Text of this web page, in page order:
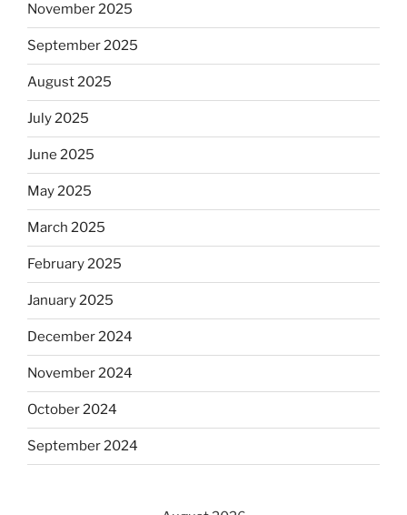
November 2025
September 2025
August 2025
July 2025
June 2025
May 2025
March 2025
February 2025
January 2025
December 2024
November 2024
October 2024
September 2024